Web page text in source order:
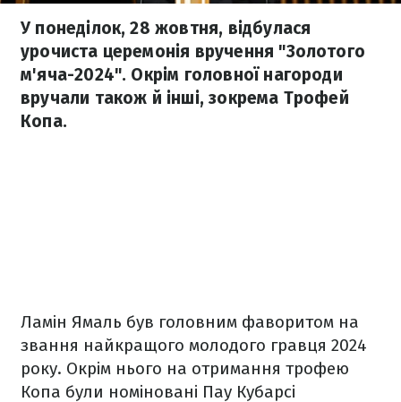
У понеділок, 28 жовтня, відбулася
урочиста церемонія вручення "Золотого
м'яча-2024". Окрім головної нагороди
вручали також й інші, зокрема Трофей
Копа.
Ламін Ямаль був головним фаворитом на
звання найкращого молодого гравця 2024
року. Окрім нього на отримання трофею
Копа були номіновані Пау Кубарсі